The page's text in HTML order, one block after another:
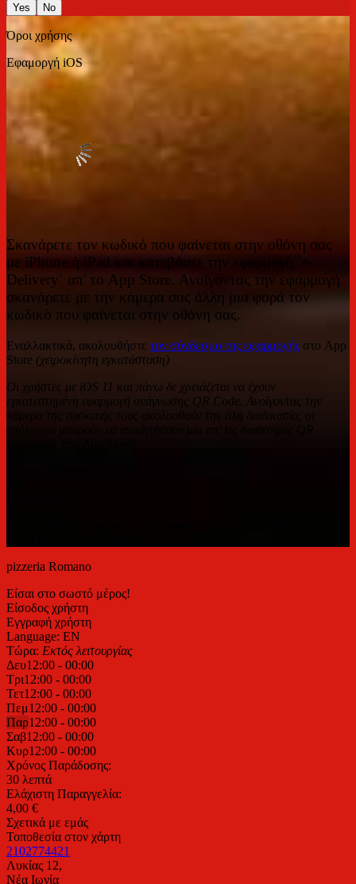
Yes No
Όροι χρήσης
Εφαμοργή iOS
Σκανάρετε τον κωδικό που φαίνεται στην οθόνη σας
με iPhone ή iPad και κατεβάστε την εφαρμογή `e-
Delivery` απ' το App Store. Ανοίγοντας την εφαρμογή
σκανάρετε με την κάμερα σας άλλη μια φορά τον
κωδικό που φαίνεται στην οθόνη σας.
Εναλλακτικά, ακολουθήστε τον σύνδεσμο της εφαρμογής στο App
Store (χειροκίνητη εγκατάσταση)
Οι χρήστες με iOS 11 και πάνω δε χρειάζεται να έχουν
εγκατεστημένη εφαρμογή ανάγνωσης QR Code. Ανοίγοντας την
κάμερα της συσκευής τους ακολουθούν την όλη διαδικασία, οι
υπόλοιποι μπορούν να αναζητήσουν μία απ' τις διαθέσιμες QR
pizzeria Romano
Είσαι στο σωστό μέρος!
Είσοδος χρήστη
Εγγραφή χρήστη
Language: EN
Τώρα: Εκτός λειτουργίας
Δευ12:00 - 00:00
Τρι12:00 - 00:00
Τετ12:00 - 00:00
Πεμ12:00 - 00:00
Παρ12:00 - 00:00
Σαβ12:00 - 00:00
Κυρ12:00 - 00:00
Χρόνος Παράδοσης:
30 λεπτά
Ελάχιστη Παραγγελία:
4,00 €
Σχετικά με εμάς
Τοποθεσία στον χάρτη
2102774421
Λυκίας 12,
Νέα Ιωνία